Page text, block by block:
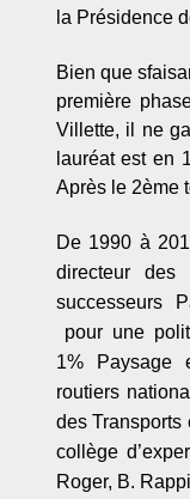
la Présidence
Bien que
première
Villette, il ne
lauréat est en
Après le 2ème
De 1990 à
directeur
successeurs
pour une
1% Paysage
routiers
des Transports
collège
Roger, B.